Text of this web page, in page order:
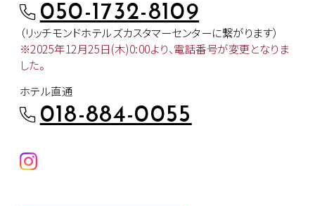
050-1732-8109
（リッチモンドホテルズカスタマーセンターに繋がります）
※2025年12月25日(木)0:00より、電話番号が変更となりま
した。
ホテル直通
018-884-0055